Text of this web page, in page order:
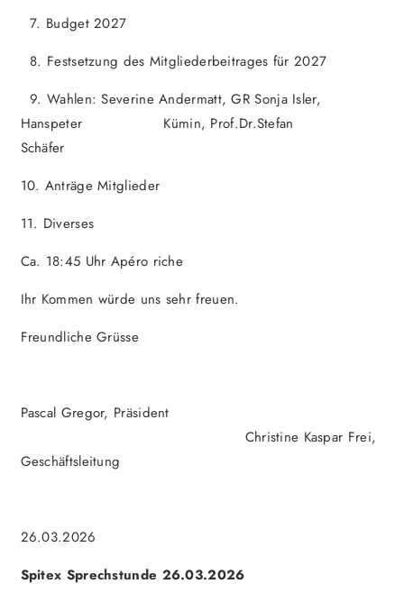
7. Budget 2027
8. Festsetzung des Mitgliederbeitrages für 2027
9. Wahlen: Severine Andermatt, GR Sonja Isler,
Hanspeter Kümin, Prof.Dr.Stefan
Schäfer
10. Anträge Mitglieder
11. Diverses
Ca. 18:45 Uhr Apéro riche
Ihr Kommen würde uns sehr freuen.
Freundliche Grüsse
Pascal Gregor, Präsident
Christine Kaspar Frei,
Geschäftsleitung
26.03.2026
Spitex Sprechstunde 26.03.2026